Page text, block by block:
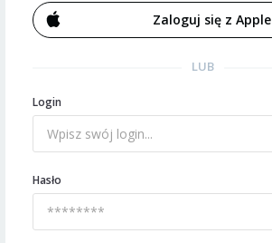
Zaloguj się z Apple
LUB
Login
Hasło